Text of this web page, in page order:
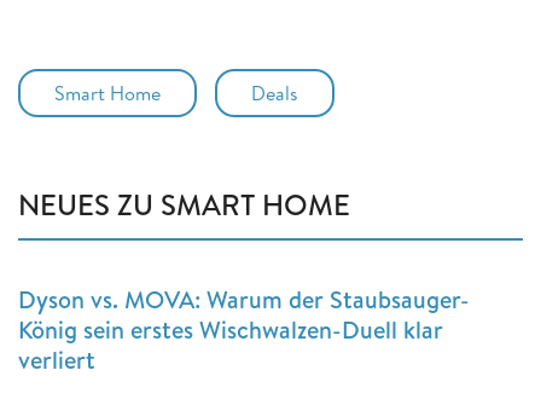
Smart Home Deals
NEUES ZU SMART HOME
Dyson vs. MOVA: Warum der Staubsauger-
König sein erstes Wischwalzen-Duell klar
verliert